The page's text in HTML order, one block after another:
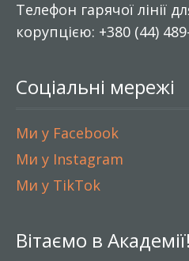
Телефон гарячої лінії
корупцією: +380 (44)
Соціальні мережі
Ми у Facebook
Ми у Instagram
Ми у TikTok
Вітаємо в Академії!